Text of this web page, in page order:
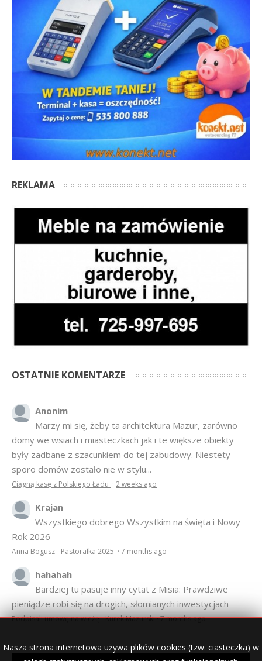
REKLAMA
OSTATNIE KOMENTARZE
Anonim
Marzy mi się, żeby ta architektura Mazur, zarówno
domy we wsiach i miasteczkach jak i te większe obiekty
były zadbane z szacunkiem do tej zabudowy. Niestety
sporo domów zostało nie w stylu...
Ciągną kasę z Polskiego Ładu · 2 weeks ago
Krajan
Wszystkiego dobrego Wszystkim na święta i Nowy
Rok 2026
Anna Bogusz - Pastorałka 2025 · 7 months ago
hahahah
Bardziej tu pasuje inny cytat z Misia: Prawdziwe
pieniądze robi się na drogich, słomianych inwestycjach
Podpisali umowę na wieżę - Kurek Mazurski·7 months ago
Nasza strona internetowa używa plików cookies (tzw. ciasteczka) w